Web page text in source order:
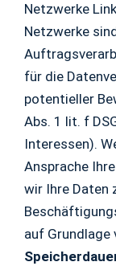
Netzwerke
Netzwerke
für die
potentieller
Abs. 1 lit. f
Interessen).
Ansprache
wir Ihre Daten
auf Grundlage